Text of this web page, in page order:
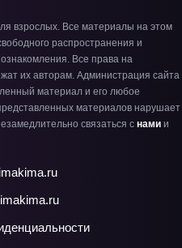
взрослых. Все материалы на этом
распространения и
Все права на
их авторам. Администрация сайта
материал и его любое
материалов нарушает
связаться с нами и